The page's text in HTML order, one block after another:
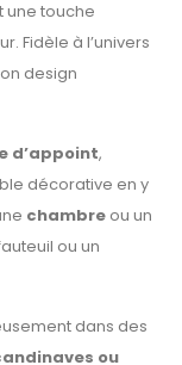
une touche
Fidèle à l’univers
design
d’appoint,
décorative en y
chambre ou un
ou un
dans des
ou